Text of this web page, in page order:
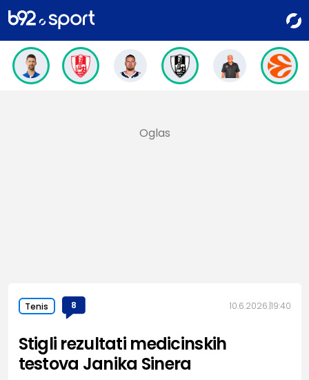
Tenis 8 10.6.2026. 19:40
Stigli rezultati medicinskih
testova Janika Sinera